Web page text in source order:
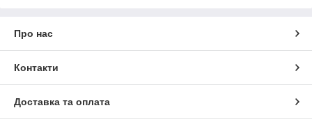
Про нас
Контакти
Доставка та оплата